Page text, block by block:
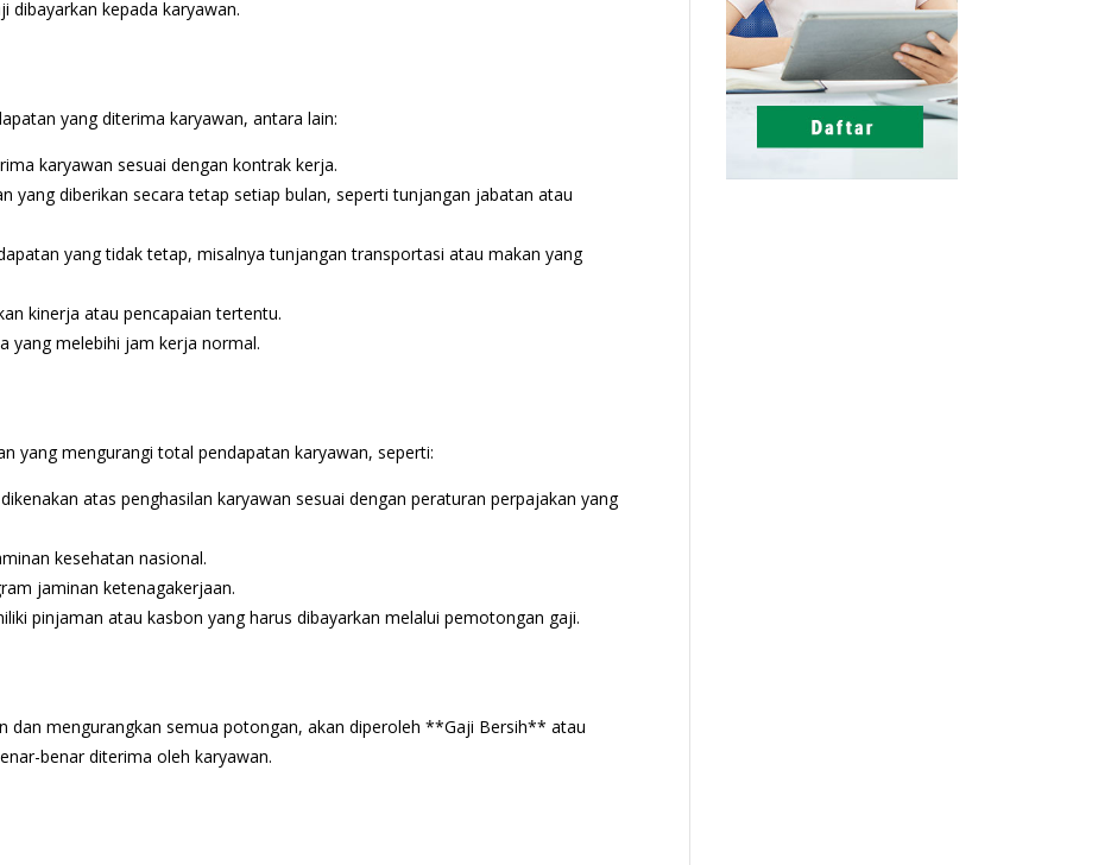
dibayarkan kepada karyawan.
yang diterima karyawan, antara lain:
karyawan sesuai dengan kontrak kerja.
yang diberikan secara tetap setiap bulan, seperti tunjangan jabatan atau
yang tidak tetap, misalnya tunjangan transportasi atau makan yang
kinerja atau pencapaian tertentu.
yang melebihi jam kerja normal.
yang mengurangi total pendapatan karyawan, seperti:
atas penghasilan karyawan sesuai dengan peraturan perpajakan yang
kesehatan nasional.
jaminan ketenagakerjaan.
pinjaman atau kasbon yang harus dibayarkan melalui pemotongan gaji.
dan mengurangkan semua potongan, akan diperoleh **Gaji Bersih** atau
benar diterima oleh karyawan.